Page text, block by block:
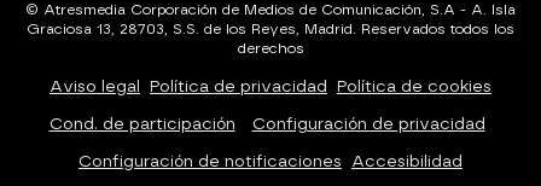
© Atresmedia Corporación de Medios de Comunicación, S.A - A. Isla
Graciosa 13, 28703, S.S. de los Reyes, Madrid. Reservados todos los
derechos
Aviso legal Política de privacidad Política de cookies
Cond. de participación Configuración de privacidad
Configuración de notificaciones Accesibilidad